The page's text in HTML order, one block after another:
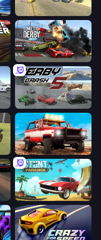
Derby Crash 3
Demolition Derby 2
Derby Crash 5
Offroad Masters Challenge
Stunt Paradise